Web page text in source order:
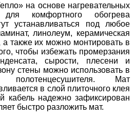
на основе нагревательных
комфортного обогрева
устанавливаться под любое
линолеум, керамическая
а также их можно монтировать в
чтобы избежать промерзания
сырости, плесени и
стены можно использовать в
полотенцесушителя. Мат
в слой плиточного клея
кабель надежно зафиксирован
быстро разложить мат.